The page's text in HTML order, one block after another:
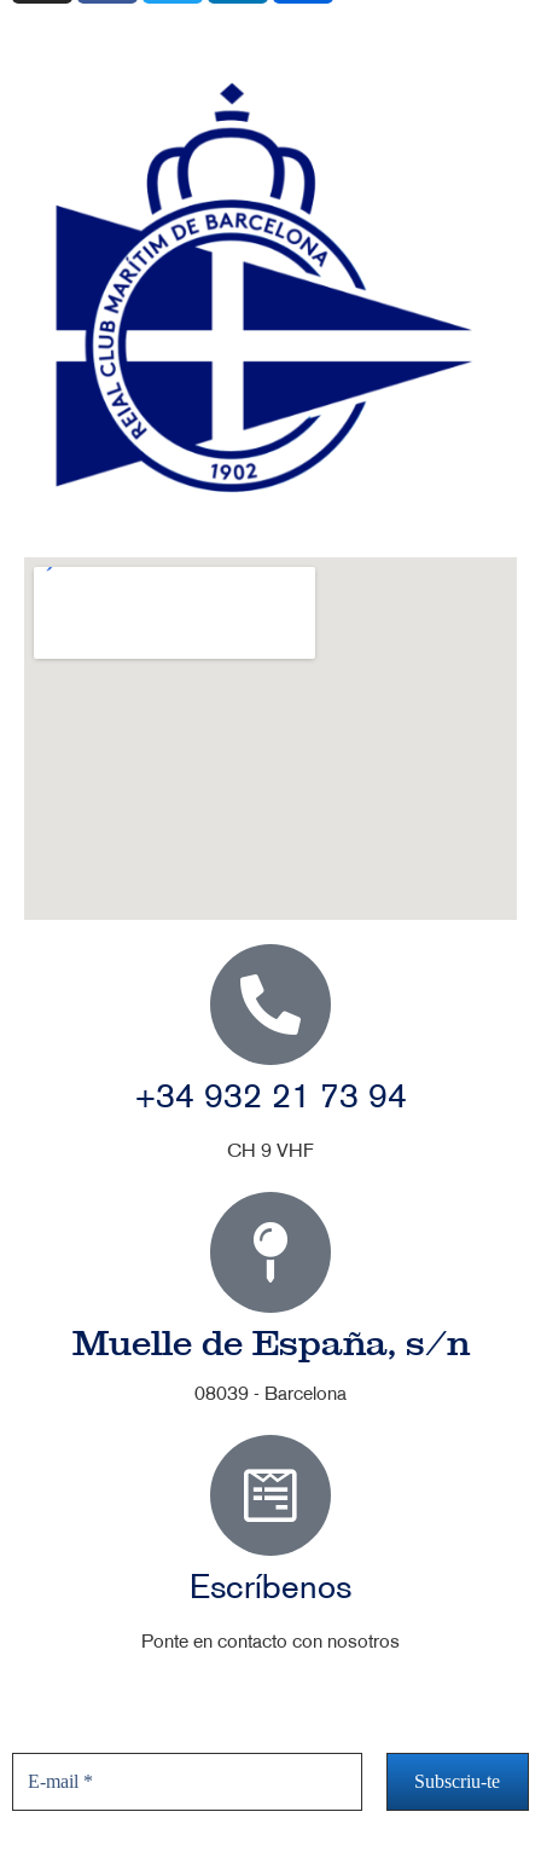
+34 932 21 73 94
CH 9 VHF
Muelle de España, s/n
08039 - Barcelona
Escríbenos
Ponte en contacto con nosotros